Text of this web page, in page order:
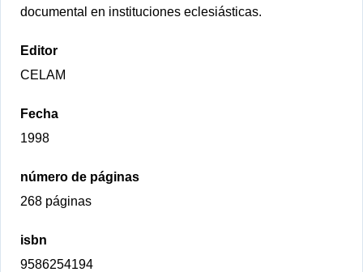
documental en instituciones eclesiásticas.
Editor
CELAM
Fecha
1998
número de páginas
268 páginas
isbn
9586254194